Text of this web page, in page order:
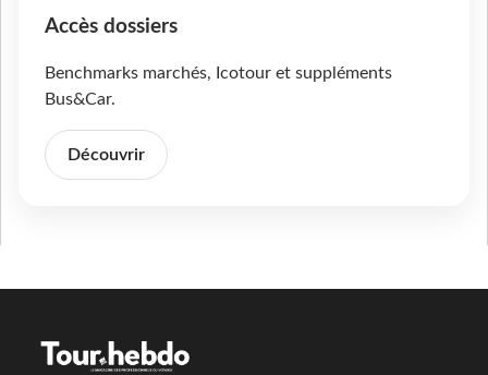
Accès dossiers
Benchmarks marchés, Icotour et suppléments
Bus&Car.
Découvrir